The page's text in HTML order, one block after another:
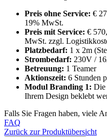
Preis ohne Service: €
19% MwSt.
Preis mit Service: €
MwSt. zzgl.
Platzbedarf: 1 x 2m
Strombedarf: 230V /
Betreuung: 1 Teamer
Aktionszeit: 6 Stunden
Modul Branding 1: Die
Ihrem Design beklebt
Falls Sie Fragen haben, viele
FAQ
Zurück zur Produktübersicht